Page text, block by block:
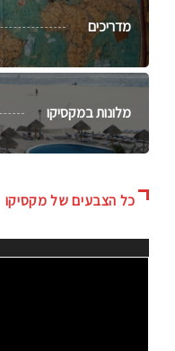
מדריכים
מלונות במקסיקו
כל הצבעים של מקסיקו